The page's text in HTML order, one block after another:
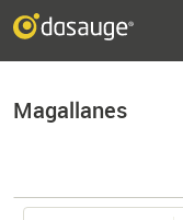
Magallanes